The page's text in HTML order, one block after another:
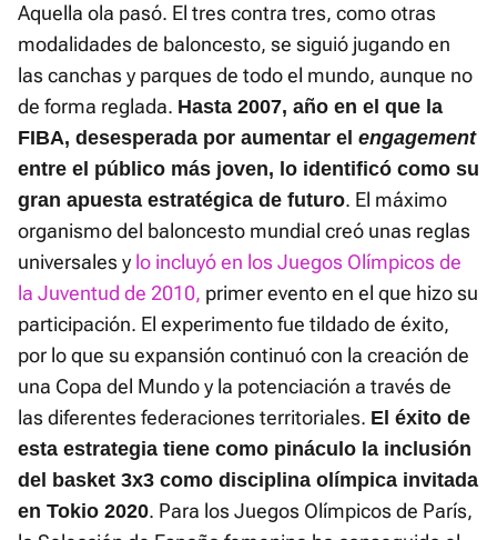
Aquella ola pasó. El tres contra tres, como otras
modalidades de baloncesto, se siguió jugando en
las canchas y parques de todo el mundo, aunque no
de forma reglada. Hasta 2007, año en el que la
FIBA, desesperada por aumentar el engagement
entre el público más joven, lo identificó como su
gran apuesta estratégica de futuro. El máximo
organismo del baloncesto mundial creó unas reglas
universales y lo incluyó en los Juegos Olímpicos de
la Juventud de 2010, primer evento en el que hizo su
participación. El experimento fue tildado de éxito,
por lo que su expansión continuó con la creación de
una Copa del Mundo y la potenciación a través de
las diferentes federaciones territoriales. El éxito de
esta estrategia tiene como pináculo la inclusión
del basket 3x3 como disciplina olímpica invitada
en Tokio 2020. Para los Juegos Olímpicos de París,